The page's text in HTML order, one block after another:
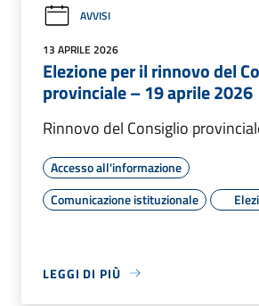
AVVISI
13 APRILE 2026
Elezione per il rinnovo del
provinciale – 19 aprile 2026
Rinnovo del Consiglio
Accesso all'informazione
Comunicazione istituzionale
LEGGI DI PIÙ